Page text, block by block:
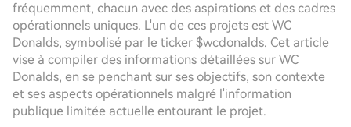
fréquemment, chacun avec des aspirations et des cadres
opérationnels uniques. L'un de ces projets est WC
Donalds, symbolisé par le ticker $wcdonalds. Cet article
vise à compiler des informations détaillées sur WC
Donalds, en se penchant sur ses objectifs, son contexte
et ses aspects opérationnels malgré l'information
publique limitée actuelle entourant le projet.